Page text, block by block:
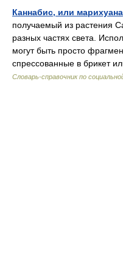
Каннабис, или
получаемый из растения
разных частях света.
могут быть просто
спрессованные в брикет
Словарь-справочник по